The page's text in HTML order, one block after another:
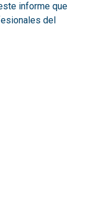
informe que
del